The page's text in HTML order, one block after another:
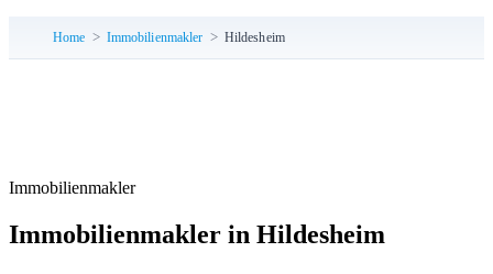
Home Immobilienmakler Hildesheim
Immobilienmakler
Immobilienmakler in Hildesheim